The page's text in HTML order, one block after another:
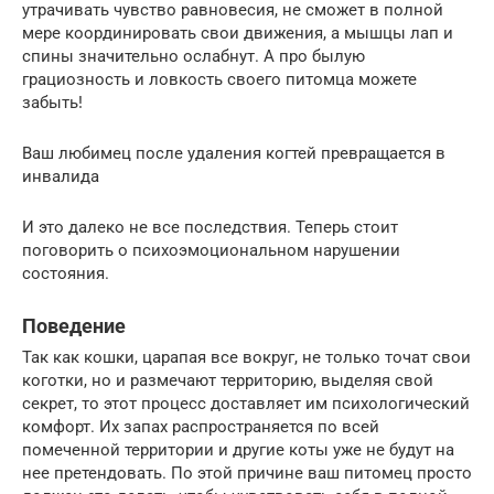
утрачивать чувство равновесия, не сможет в полной
мере координировать свои движения, а мышцы лап и
спины значительно ослабнут. А про былую
грациозность и ловкость своего питомца можете
забыть!
Ваш любимец после удаления когтей превращается в
инвалида
И это далеко не все последствия. Теперь стоит
поговорить о психоэмоциональном нарушении
состояния.
Поведение
Так как кошки, царапая все вокруг, не только точат свои
коготки, но и размечают территорию, выделяя свой
секрет, то этот процесс доставляет им психологический
комфорт. Их запах распространяется по всей
помеченной территории и другие коты уже не будут на
нее претендовать. По этой причине ваш питомец просто